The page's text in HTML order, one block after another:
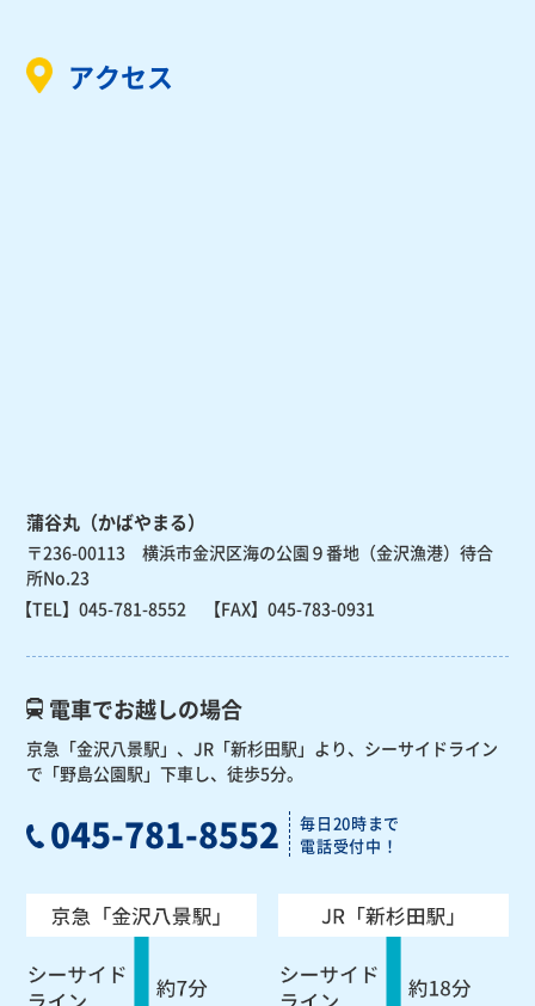
アクセス
蒲谷丸（かばやまる）
〒236-00113 横浜市金沢区海の公園９番地（金沢漁港）待合
所No.23
【TEL】045-781-8552 【FAX】045-783-0931
電車でお越しの場合
京急「金沢八景駅」、JR「新杉田駅」より、 シーサイドライン
で「野島公園駅」下車し、徒歩5分。
045-781-8552
毎日20時まで
電話受付中！